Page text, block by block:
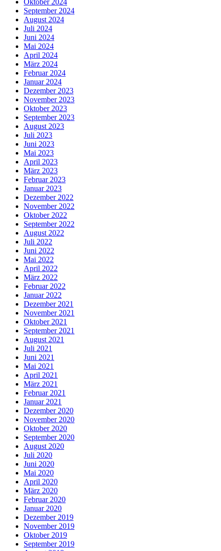
Oktober 2024
September 2024
August 2024
Juli 2024
Juni 2024
Mai 2024
April 2024
März 2024
Februar 2024
Januar 2024
Dezember 2023
November 2023
Oktober 2023
September 2023
August 2023
Juli 2023
Juni 2023
Mai 2023
April 2023
März 2023
Februar 2023
Januar 2023
Dezember 2022
November 2022
Oktober 2022
September 2022
August 2022
Juli 2022
Juni 2022
Mai 2022
April 2022
März 2022
Februar 2022
Januar 2022
Dezember 2021
November 2021
Oktober 2021
September 2021
August 2021
Juli 2021
Juni 2021
Mai 2021
April 2021
März 2021
Februar 2021
Januar 2021
Dezember 2020
November 2020
Oktober 2020
September 2020
August 2020
Juli 2020
Juni 2020
Mai 2020
April 2020
März 2020
Februar 2020
Januar 2020
Dezember 2019
November 2019
Oktober 2019
September 2019